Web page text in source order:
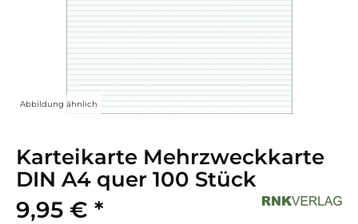
Abbildung ähnlich
Karteikarte Mehrzweckkarte
DIN A4 quer 100 Stück
9,95 € *